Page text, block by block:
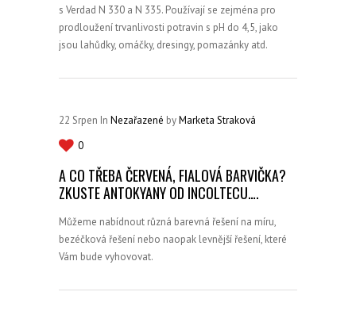
s Verdad N 330 a N 335. Používají se zejména pro
prodloužení trvanlivosti potravin s pH do 4,5, jako
jsou lahůdky, omáčky, dresingy, pomazánky atd.
22 Srpen In Nezařazené byMarketa Straková
0
A CO TŘEBA ČERVENÁ, FIALOVÁ BARVIČKA?
ZKUSTE ANTOKYANY OD INCOLTECU….
Můžeme nabídnout různá barevná řešení na míru,
bezéčková řešení nebo naopak levnější řešení, které
Vám bude vyhovovat.